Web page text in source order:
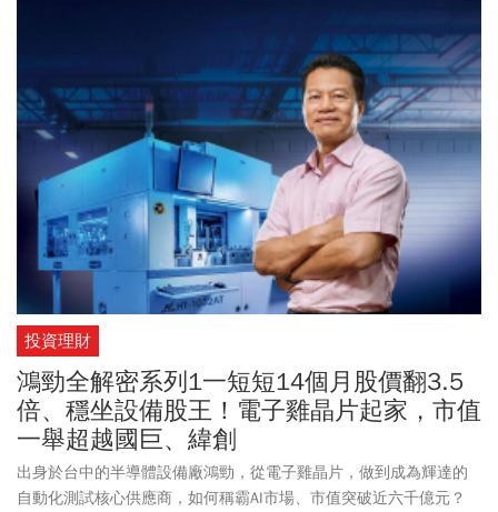
投資理財
鴻勁全解密系列1一短短14個月股價翻3.5
倍、穩坐設備股王！電子雞晶片起家，市值
一舉超越國巨、緯創
出身於台中的半導體設備廠鴻勁，從電子雞晶片，做到成為輝達的
自動化測試核心供應商，如何稱霸AI市場、市值突破近六千億元？